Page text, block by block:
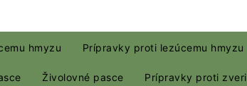
hmyzu Prípravky proti lezúcemu hmyzu
Živolovné pasce Prípravky proti zveri